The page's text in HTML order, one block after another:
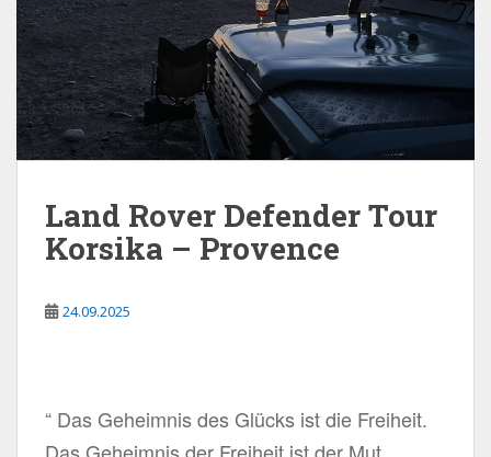
Land Rover Defender Tour
Korsika – Provence
24.09.2025
“ Das Geheimnis des Glücks ist die Freiheit.